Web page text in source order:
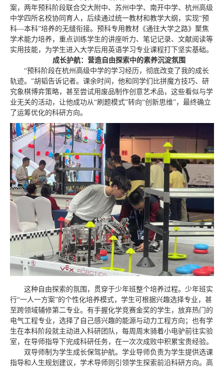
案，两年预科阶段联合交大附中、苏州中学、南开中学、杭州高级
中学四所名校协同育人，后续通过统一教材和教学大纲，实现“预
科—本科”培养的无缝衔接。预科专用教材《通往大学之路》聚焦
学术能力培养，重点训练学生的讲座听力、笔记记录、文献阅读等
实用技能，为学生进入大学后用英语学习专业课程打下坚实基础。
成长护航：营造自由探索中的素养沉淀氛围
“预科阶段在杭州高级中学的学习经历，彻底改变了我的成长
轨迹。”胡韬告诉记者。课余时间，他和同学们比拼魔方技巧、研
究象棋博弈策略，甚至尝试用废品制作创意艺术品，这些看似与学
业无关的活动，让他成功从“刷题模式”转向“创新思维”，最终确立
了运筹优化的科研方向。
这种自由探索的氛围，贯穿于少年班整个培养过程。少年班实
行“一人一方案”的个性化培养模式，学生可根据兴趣选择专业，甚
至跨领域辅修第二专业。有手握化学竞赛金奖的学生，放弃热门的
电气工程专业，选择了自己感兴趣的能源与动力工程方向；也有学
生在本科阶段就主动进入科研团队，每周周末骑着小电驴前往实验
室，在导师指导下完成科研任务，在一次次成败中积累宝贵经验。
双导师制为学生成长保驾护航。学业导师负责为学生提供选课
指导和人生规划建议，学术导师则引领学生探索前沿科研方向。高